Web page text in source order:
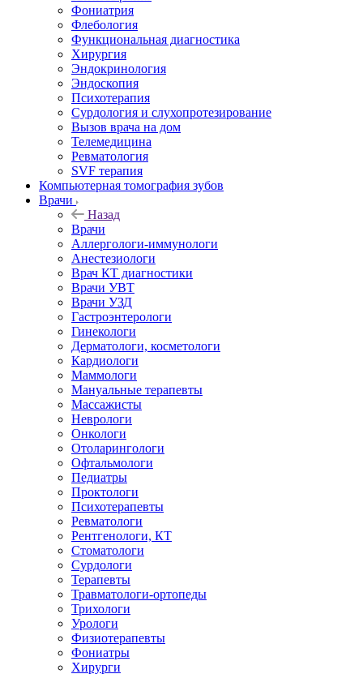
Фониатрия
Флебология
Функциональная диагностика
Хирургия
Эндокринология
Эндоскопия
Психотерапия
Сурдология и слухопротезирование
Вызов врача на дом
Телемедицина
Ревматология
SVF терапия
Компьютерная томография зубов
Врачи
Назад
Врачи
Аллергологи-иммунологи
Анестезиологи
Врач КТ диагностики
Врачи УВТ
Врачи УЗД
Гастроэнтерологи
Гинекологи
Дерматологи, косметологи
Кардиологи
Маммологи
Мануальные терапевты
Массажисты
Неврологи
Онкологи
Отоларингологи
Офтальмологи
Педиатры
Проктологи
Психотерапевты
Ревматологи
Рентгенологи, КТ
Стоматологи
Сурдологи
Терапевты
Травматологи-ортопеды
Трихологи
Урологи
Физиотерапевты
Фониатры
Хирурги